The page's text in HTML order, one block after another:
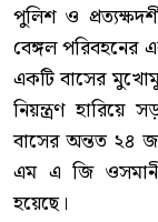
পুলিশ ও
বেঙ্গল পরিবহনের
একটি বাসের
নিয়ন্ত্রণ হারিয়ে
বাসের অন্তত ২৪
এম এ জি
হয়েছে।